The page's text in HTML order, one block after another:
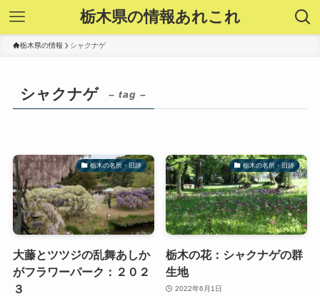
栃木県の情報あれこれ
栃木県の情報 シャクナゲ
シャクナゲ – tag –
栃木の名所・旧跡
大藤とツツジの乱舞あしか
がフラワーパーク：２０２
３
栃木の名所・旧跡
栃木の花：シャクナゲの群
生地
2022年6月1日